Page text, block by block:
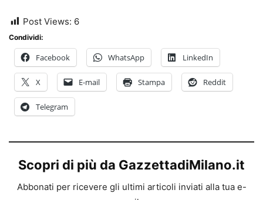
Post Views: 6
Condividi:
Facebook WhatsApp LinkedIn
X E-mail Stampa Reddit
Telegram
Scopri di più da GazzettadiMilano.it
Abbonati per ricevere gli ultimi articoli inviati alla tua e-